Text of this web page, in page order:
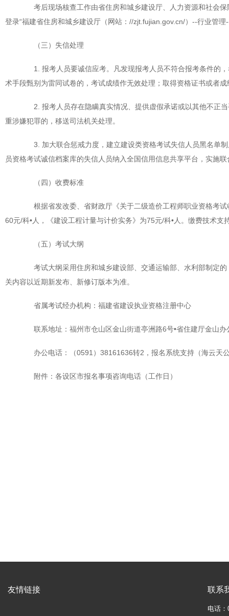
考后现场核查工作由省住房和城乡建设厅、人力资源和社会保
登录“福建省住房和城乡建设厅（网站：//zjt.fujian.gov.cn/）--行业管
（三）失信处理
1. 报考人员要诚信应考。凡发现报考人员不符合报考条件的，
术手段甄别为雷同试卷的，考试成绩作无效处理；取得资格证书或者
2. 报考人员存在隐瞒真实情况、提供虚假承诺或以其他不正当
重涉嫌犯罪的，移送司法机关处理。
3. 加大联合惩戒力度，建立建设类资格考试失信人员黑名单制
员资格考试诚信档案库的失信人员纳入全国信用信息共享平台，实施联
（四）收费标准
根据省发改委、省财政厅《关于二级造价工程师职业资格考试
60元/科•人，《建设工程计量与计价实务》为75元/科•人。缴费技术
（五）考试大纲
考试大纲采用住房和城乡建设部、交通运输部、水利部制定的
关内容以近期新发布、新修订版本为准。
省属考试经办机构：福建省建设执业资格注册中心
联系地址：福州市仓山区金山街道亭洲路6号•省住建厅金山办
办公电话：（0591）38161636转2，报名系统支持（海云天
附件：各设区市报名事项咨询电话（工作日）
友情链接 联系
电话：